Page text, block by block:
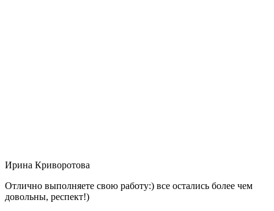
Ирина Криворотова
Отлично выполняете свою работу:) все остались более чем
довольны, респект!)